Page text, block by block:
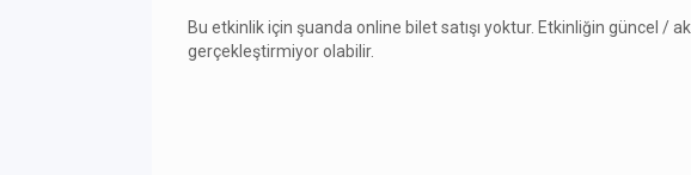
Bu etkinlik için şuanda online bilet satışı yoktur. Etkinliğin güncel /
gerçekleştirmiyor olabilir.